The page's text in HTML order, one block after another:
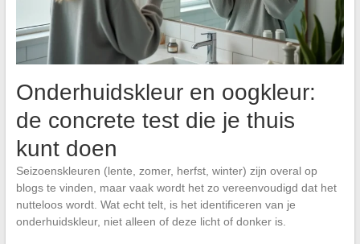
Onderhuidskleur en oogkleur:
de concrete test die je thuis
kunt doen
Seizoenskleuren (lente, zomer, herfst, winter) zijn overal op
blogs te vinden, maar vaak wordt het zo vereenvoudigd dat het
nutteloos wordt. Wat echt telt, is het identificeren van je
onderhuidskleur, niet alleen of deze licht of donker is.